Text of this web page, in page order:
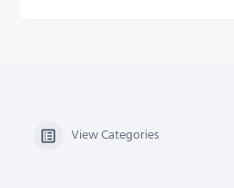
View Categories